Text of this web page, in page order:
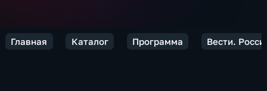
Главная Каталог Программа Вести.